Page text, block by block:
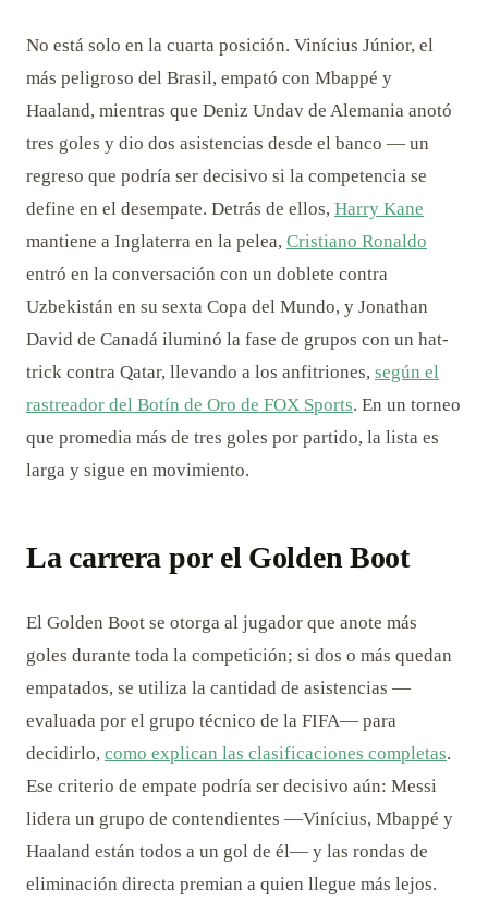
No está solo en la cuarta posición. Vinícius Júnior, el
más peligroso del Brasil, empató con Mbappé y
Haaland, mientras que Deniz Undav de Alemania anotó
tres goles y dio dos asistencias desde el banco — un
regreso que podría ser decisivo si la competencia se
define en el desempate. Detrás de ellos, Harry Kane
mantiene a Inglaterra en la pelea, Cristiano Ronaldo
entró en la conversación con un doblete contra
Uzbekistán en su sexta Copa del Mundo, y Jonathan
David de Canadá iluminó la fase de grupos con un hat-
trick contra Qatar, llevando a los anfitriones, según el
rastreador del Botín de Oro de FOX Sports. En un torneo
que promedia más de tres goles por partido, la lista es
larga y sigue en movimiento.
La carrera por el Golden Boot
El Golden Boot se otorga al jugador que anote más
goles durante toda la competición; si dos o más quedan
empatados, se utiliza la cantidad de asistencias —
evaluada por el grupo técnico de la FIFA— para
decidirlo, como explican las clasificaciones completas.
Ese criterio de empate podría ser decisivo aún: Messi
lidera un grupo de contendientes —Vinícius, Mbappé y
Haaland están todos a un gol de él— y las rondas de
eliminación directa premian a quien llegue más lejos.